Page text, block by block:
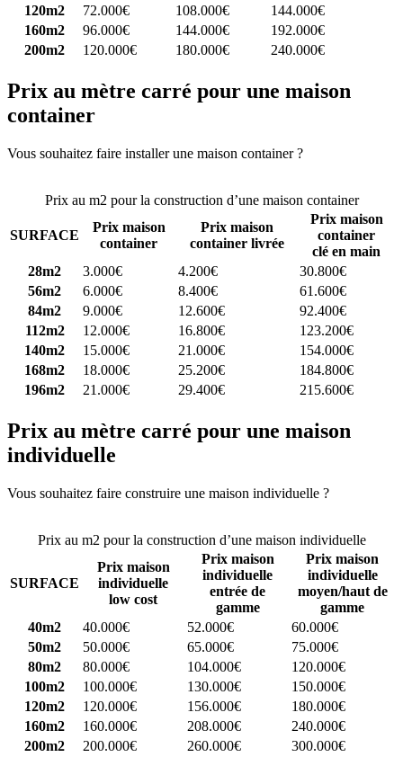
120m2
72.000€ 108.000€
144.000€
160m2
96.000€ 144.000€
192.000€
200m2
120.000€ 180.000€ 240.000€
Prix au mètre carré pour une maison
container
Vous souhaitez faire installer une maison container ?
Prix au m2 pour la construction d’une maison container
SURFACE
Prix maison
container
Prix maison
container livrée
Prix maison
container
clé en main
28m2
3.000€ 4.200€
30.800€
56m2
6.000€ 8.400€
61.600€
84m2
9.000€ 12.600€
92.400€
112m2
12.000€ 16.800€
123.200€
140m2
15.000€ 21.000€
154.000€
168m2
18.000€ 25.200€
184.800€
196m2
21.000€ 29.400€ 215.600€
Prix au mètre carré pour une maison
individuelle
Vous souhaitez faire construire une maison individuelle ?
Prix au m2 pour la construction d’une maison individuelle
SURFACE
Prix maison
individuelle
low cost
Prix maison
individuelle
entrée de
gamme
Prix maison
individuelle
moyen/haut de
gamme
40m2
40.000€ 52.000€
60.000€
50m2
50.000€ 65.000€
75.000€
80m2
80.000€ 104.000€
120.000€
100m2
100.000€ 130.000€
150.000€
120m2
120.000€ 156.000€
180.000€
160m2
160.000€ 208.000€
240.000€
200m2
200.000€ 260.000€ 300.000€